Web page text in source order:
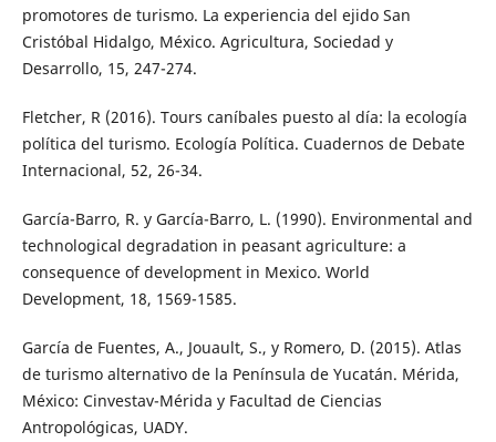
promotores de turismo. La experiencia del ejido San
Cristóbal Hidalgo, México. Agricultura, Sociedad y
Desarrollo, 15, 247-274.
Fletcher, R (2016). Tours caníbales puesto al día: la ecología
política del turismo. Ecología Política. Cuadernos de Debate
Internacional, 52, 26-34.
García-Barro, R. y García-Barro, L. (1990). Environmental and
technological degradation in peasant agriculture: a
consequence of development in Mexico. World
Development, 18, 1569-1585.
García de Fuentes, A., Jouault, S., y Romero, D. (2015). Atlas
de turismo alternativo de la Península de Yucatán. Mérida,
México: Cinvestav-Mérida y Facultad de Ciencias
Antropológicas, UADY.